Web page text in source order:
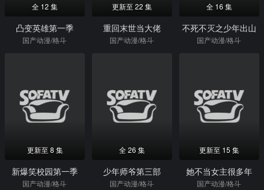
全 12 集
凸变英雄第一季
国产动漫/格斗
更新至 22 集
重回末世当大佬
国产动漫/格斗
全 16 集
不死不灭之少年出山
国产动漫/格斗
更新至 8 集
新爆笑校园第一季
国产动漫/格斗
全 26 集
少年师爷第三部
国产动漫/格斗
更新至 15 集
她不当女主很多年
国产动漫/格斗